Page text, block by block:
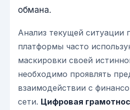
обмана.
Анализ текущей ситуации
платформы часто
маскировки своей
необходимо проявлять
взаимодействии с
сети. Цифровая